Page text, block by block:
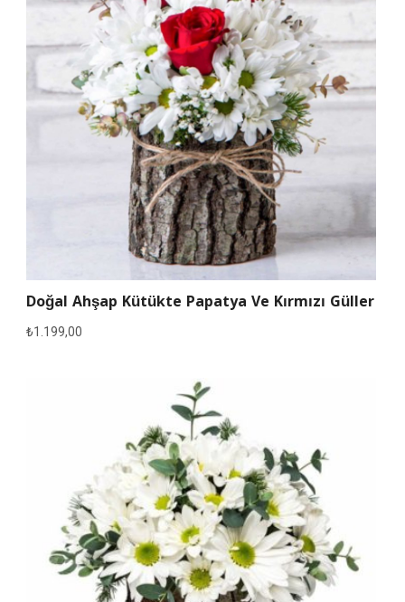
Doğal Ahşap Kütükte Papatya Ve Kırmızı Güller
₺1.199,00